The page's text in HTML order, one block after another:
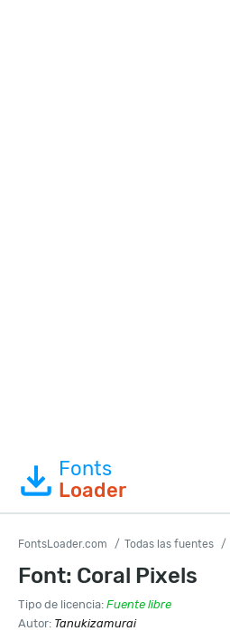
Fonts
Loader
FontsLoader.com Todas las fuentes
Font: Coral Pixels
Tipo de licencia: Fuente libre
Autor: Tanukizamurai